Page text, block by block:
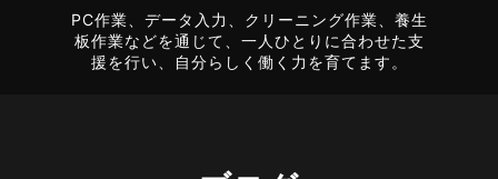
PC作業、データ入力、クリーニング作業、養生
板作業などを通じて、一人ひとりに合わせた支
援を行い、自分らしく働く力を育てます。